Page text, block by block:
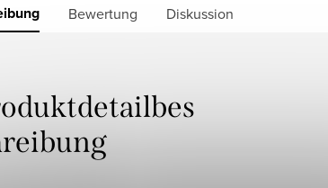
Bewertung Diskussion